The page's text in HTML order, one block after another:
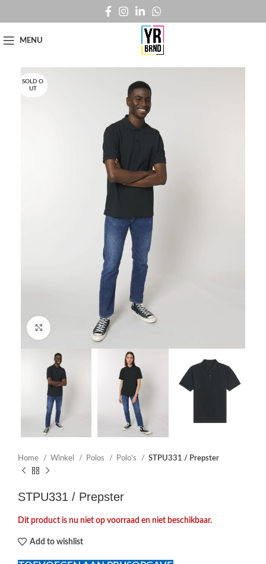
MENU
SOLD O
UT
Click to enlarge
Home Winkel Polos Polo's STPU331 / Prepster
STPU331 / Prepster
Dit product is nu niet op voorraad en niet beschikbaar.
Add to wishlist